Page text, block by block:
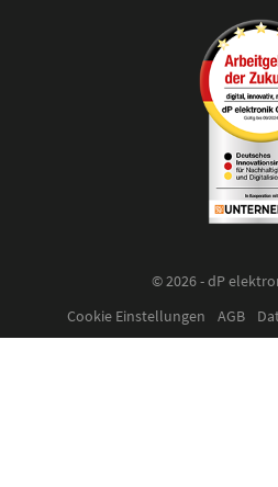
© 2026 - dP
Cookie Einstellungen
AGB